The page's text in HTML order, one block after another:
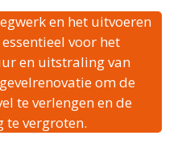
en het uitvoeren
voor het
en uitstraling van
om de
te verlengen en de
te vergroten.